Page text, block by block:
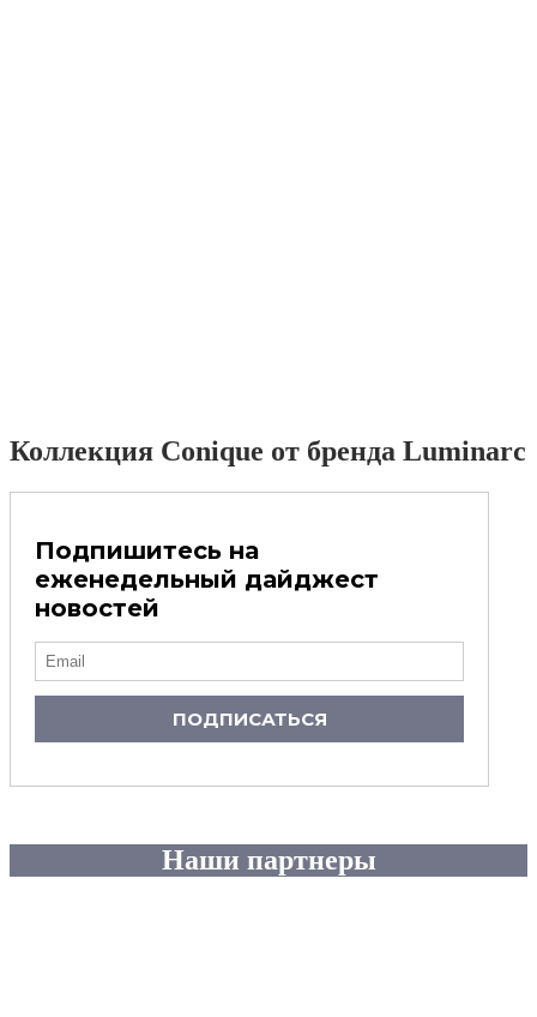
Коллекция Conique от бренда Luminarc
Подпишитесь на
еженедельный дайджест
новостей
ПОДПИСАТЬСЯ
Наши партнеры